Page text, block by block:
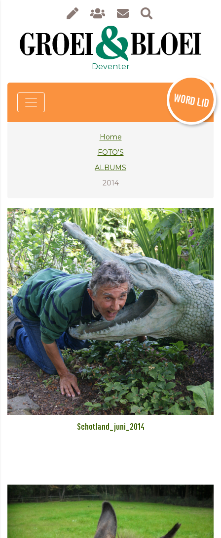
Deventer
WORD LID
Home
FOTO'S
ALBUMS
2014
Schotland_juni_2014